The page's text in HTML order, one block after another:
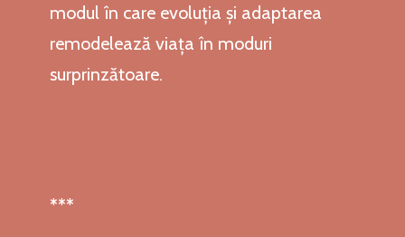
modul în care evoluția și adaptarea
remodelează viața în moduri
surprinzătoare.
***